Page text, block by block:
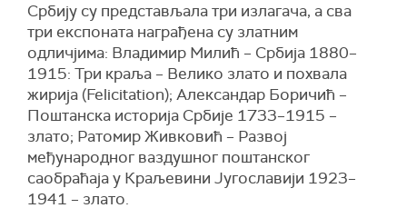
Србију су представљала три излагача, а сва
три експоната награђена су златним
одличјима: Владимир Милић – Србија 1880–
1915: Три краља – Велико злато и похвала
жирија (Felicitation); Александар Боричић –
Поштанска историја Србије 1733–1915 –
злато; Ратомир Живковић – Развој
међународног ваздушног поштанског
саобраћаја у Краљевини Југославији 1923–
1941 – злато.